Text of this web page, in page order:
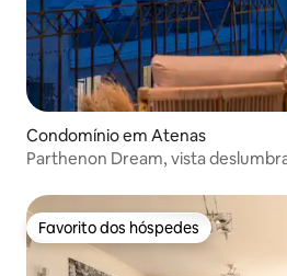
Condomínio em Atenas
Parthenon Dream, vista
Favorito dos hóspedes
Favorito dos hóspedes